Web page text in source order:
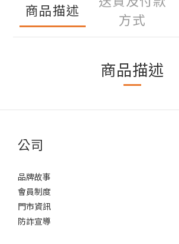
商品描述
方式
商品描述
公司
品牌故事
會員制度
門市資訊
防詐宣導